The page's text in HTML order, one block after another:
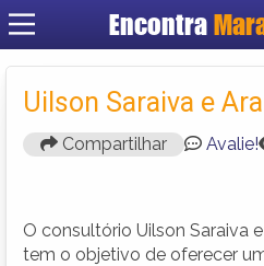
Encontra
Criar
Uilson Saraiva e
Compartilhar Avalie!
O consultório Uilson Saraiva
tem o objetivo de oferecer